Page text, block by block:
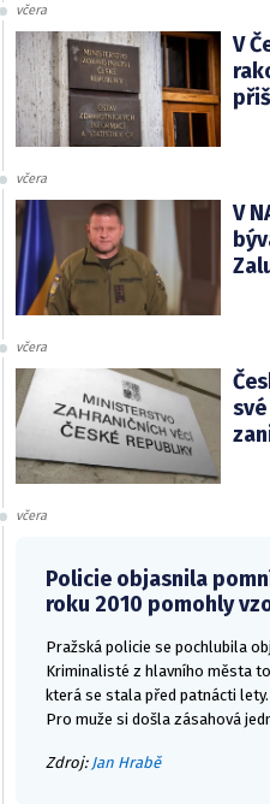
včera
V
včera
V
včera
včera
Policie objasnila
roku 2010 pomohly
Pražská policie se pochlubila
Kriminalisté z hlavního města
která se stala před patnácti
Pro muže si došla zásahová
Zdroj: Jan Hrabě